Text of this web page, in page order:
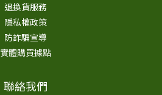
退換貨服務
隱私權政策
防詐騙宣導
實體購買據點
聯絡我們